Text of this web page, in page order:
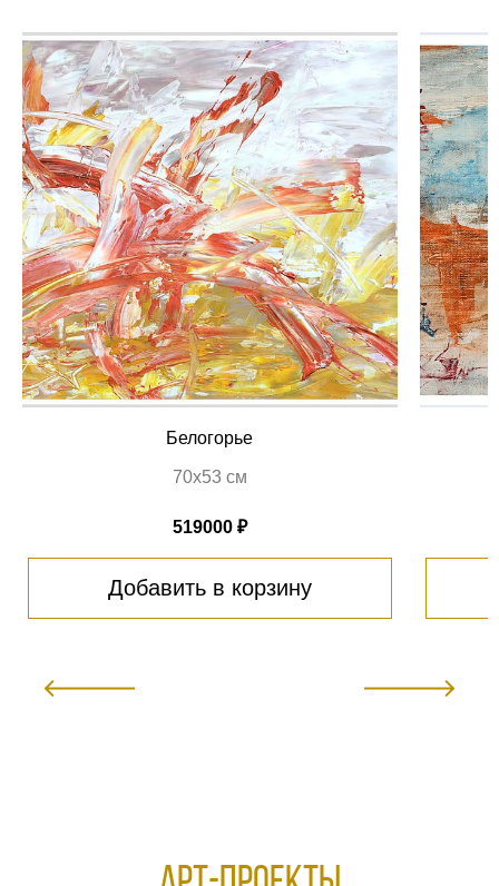
Белогорье
70х53 см
519000 ₽
Добавить в корзину